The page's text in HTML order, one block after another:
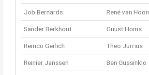
Job Bernards René van
Sander Berkhout Guust Homs
Remco Gerlich Theo Jurrius
Reinier Janssen Ben Gussinklo